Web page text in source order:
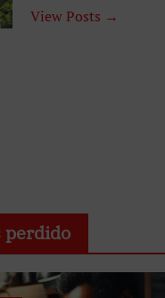
View Posts →
perdido